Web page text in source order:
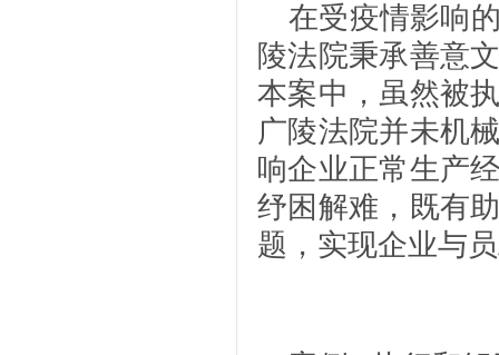
在受疫情影响
陵法院秉承善意
本案中，虽然被
广陵法院并未机
响企业正常生产
纾困解难，既有
题，实现企业与